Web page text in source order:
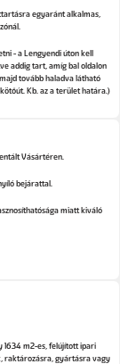
egyaránt alkalmas,
- a Lengyendi úton kell
addig tart, amíg bal oldalon
tovább haladva látható
Kb. az a terület határa.)
Vásártéren.
bejárattal.
miatt kiváló
1634 m2-es, felújított ipari
raktározásra, gyártásra vagy